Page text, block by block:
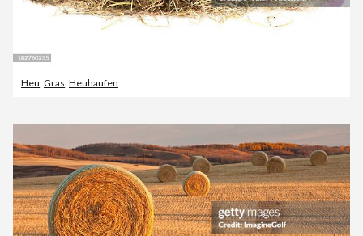
Heu Gras Heuhaufen